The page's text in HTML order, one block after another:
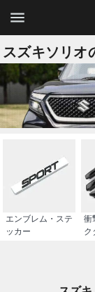
スズキソリオ
エンブレム・ステ
ッカー
衝
ク